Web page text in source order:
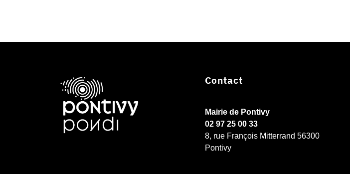
Contact
Mairie de Pontivy
02 97 25 00 33
8, rue François Mitterrand 56300
Pontivy